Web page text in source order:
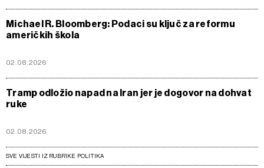
Michael R. Bloomberg: Podaci su ključ za reformu
američkih škola
02.08.2026
Tramp odložio napad na Iran jer je dogovor na dohvat
ruke
02.08.2026
SVE VIJESTI IZ RUBRIKE POLITIKA